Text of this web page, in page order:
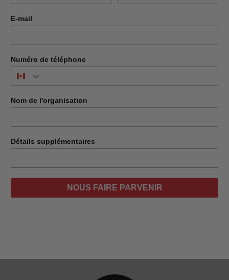
E-mail
Numéro de téléphone
Nom de l'organisation
Détails supplémentaires
NOUS FAIRE PARVENIR